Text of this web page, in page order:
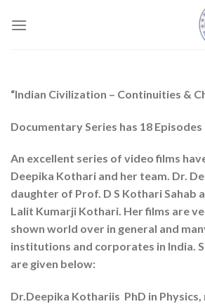
“Indian Civilization – Continuities &
Documentary Series has 18 Episodes
An excellent series of video films
Deepika Kothari and her team. Dr.
daughter of Prof. D S Kothari Sahab
Lalit Kumarji Kothari. Her films are
shown world over in general and
institutions and corporates in India.
are given below:
Dr.Deepika Kothariis PhD in Physics,